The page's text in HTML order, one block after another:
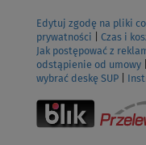
Edytuj zgodę na pliki
prywatności
Czas i
Jak postępować z
odstąpienie od umowy
wybrać deskę SUP